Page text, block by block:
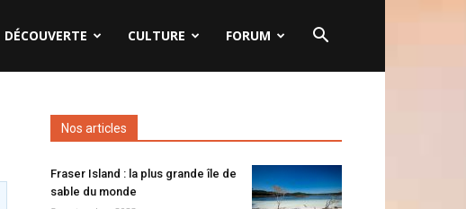
DÉCOUVERTE CULTURE FORUM
Nos articles
Fraser Island : la plus grande île de
sable du monde